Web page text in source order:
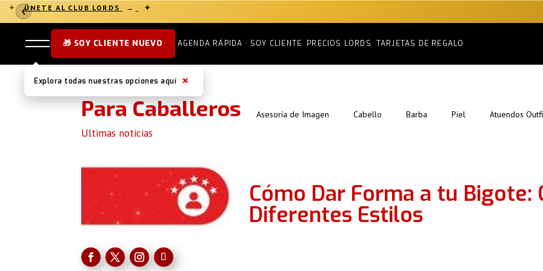
❮
✦ ÚNETE AL CLUB LORDS → ✦
Explora todas nuestras opciones aquí ×
🎁 SOY CLIENTE NUEVO AGENDA RÁPIDA · SOY CLIENTE PRECIOS LORDS TARJETAS DE REGALO
Para Caballeros
Ultimas noticias
Asesoría de Imagen Cabello Barba Piel Atuendos
Cómo Dar Forma a tu Bigote:
Diferentes Estilos